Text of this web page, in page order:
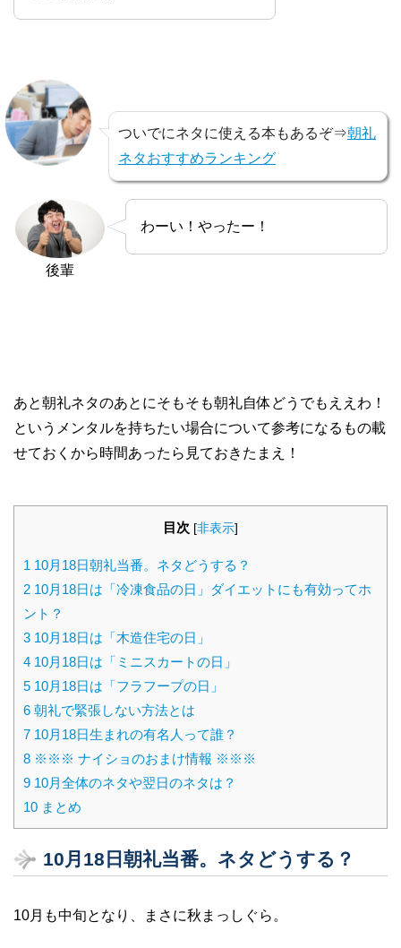
ついでにネタに使える本もあるぞ⇒朝礼
ネタおすすめランキング
後輩
わーい！やったー！
あと朝礼ネタのあとにそもそも朝礼自体どうでもええわ！
というメンタルを持ちたい場合について参考になるもの載
せておくから時間あったら見ておきたまえ！
目次 [非表示]
1 10月18日朝礼当番。ネタどうする？
2 10月18日は「冷凍食品の日」ダイエットにも有効ってホ
ント？
3 10月18日は「木造住宅の日」
4 10月18日は「ミニスカートの日」
5 10月18日は「フラフープの日」
6 朝礼で緊張しない方法とは
7 10月18日生まれの有名人って誰？
8 ※※※ ナイショのおまけ情報 ※※※
9 10月全体のネタや翌日のネタは？
10 まとめ
10月18日朝礼当番。ネタどうする？
10月も中旬となり、まさに秋まっしぐら。